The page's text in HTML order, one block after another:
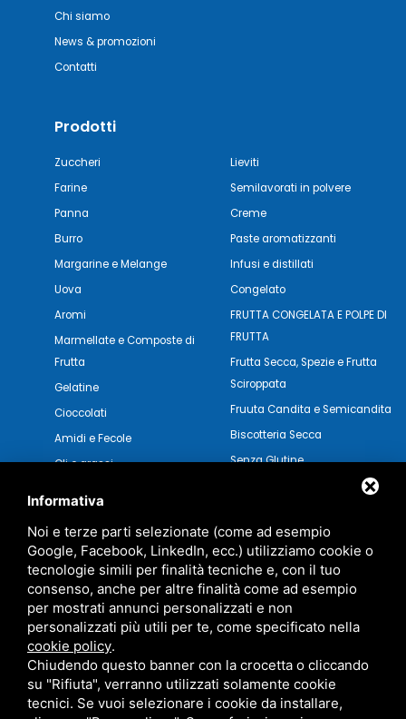
Chi siamo
News & promozioni
Contatti
Prodotti
Zuccheri
Farine
Panna
Burro
Margarine e Melange
Uova
Aromi
Marmellate e Composte di
Frutta
Gelatine
Cioccolati
Amidi e Fecole
Oli e grassi
Lieviti
Semilavorati in polvere
Creme
Paste aromatizzanti
Infusi e distillati
Congelato
FRUTTA CONGELATA E POLPE DI
FRUTTA
Frutta Secca, Spezie e Frutta
Sciroppata
Fruuta Candita e Semicandita
Biscotteria Secca
Senza Glutine
Informativa
Noi e terze parti selezionate (come ad esempio
Google, Facebook, LinkedIn, ecc.) utilizziamo cookie o
tecnologie simili per finalità tecniche e, con il tuo
consenso, anche per altre finalità come ad esempio
per mostrati annunci personalizzati e non
personalizzati più utili per te, come specificato nella
cookie policy.
Chiudendo questo banner con la crocetta o cliccando
su "Rifiuta", verranno utilizzati solamente cookie
tecnici. Se vuoi selezionare i cookie da installare,